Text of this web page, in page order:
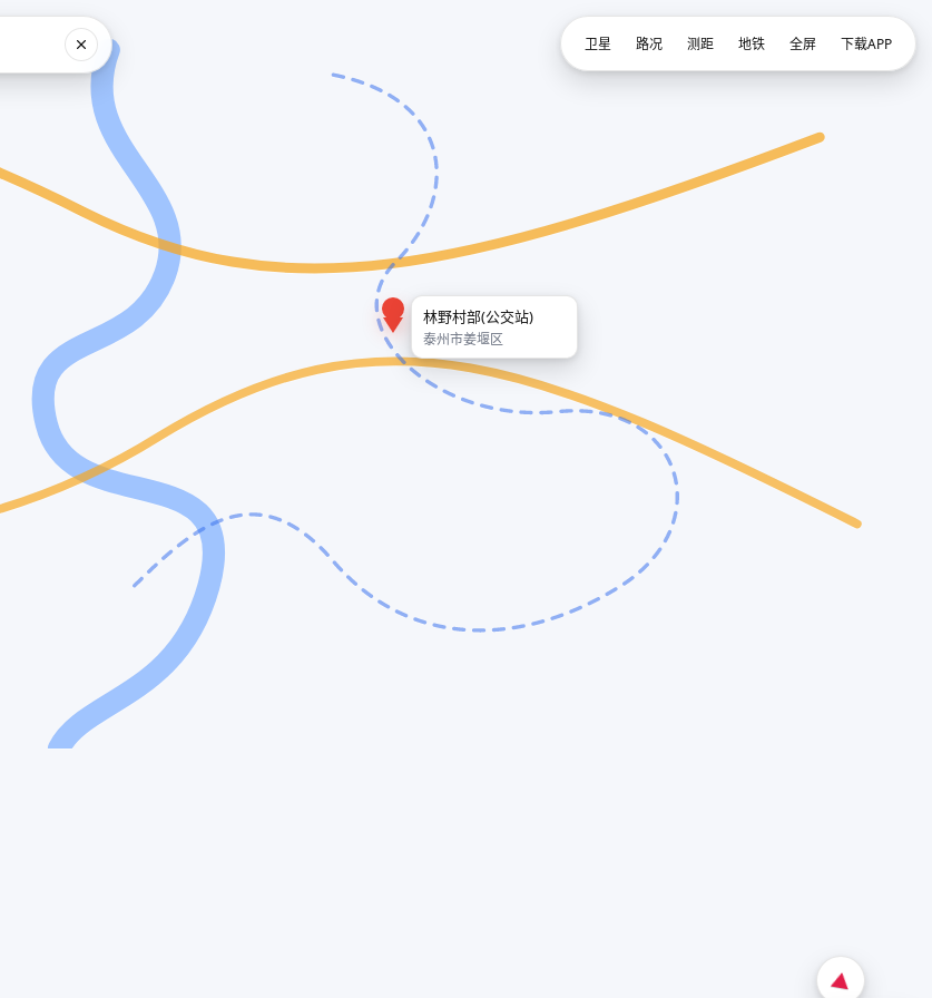
林野村部(公交站)
泰州市姜堰区
卫星 路况 测距 地铁 全屏 下载APP